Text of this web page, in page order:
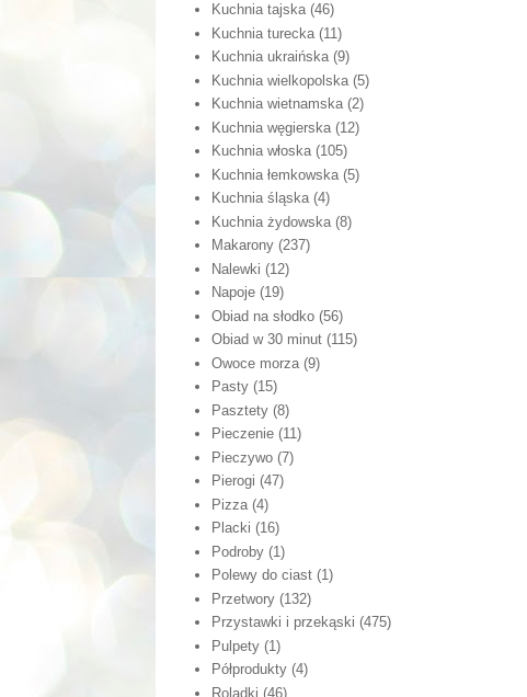
Kuchnia tajska (46)
Kuchnia turecka (11)
Kuchnia ukraińska (9)
Kuchnia wielkopolska (5)
Kuchnia wietnamska (2)
Kuchnia węgierska (12)
Kuchnia włoska (105)
Kuchnia łemkowska (5)
Kuchnia śląska (4)
Kuchnia żydowska (8)
Makarony (237)
Nalewki (12)
Napoje (19)
Obiad na słodko (56)
Obiad w 30 minut (115)
Owoce morza (9)
Pasty (15)
Pasztety (8)
Pieczenie (11)
Pieczywo (7)
Pierogi (47)
Pizza (4)
Placki (16)
Podroby (1)
Polewy do ciast (1)
Przetwory (132)
Przystawki i przekąski (475)
Pulpety (1)
Półprodukty (4)
Roladki (46)